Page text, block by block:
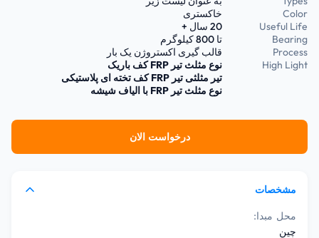
Color
خاکستری
Useful Life
20 سال +
Bearing
تا 800 کیلوگرم
Process
قالب گیری اکستروژن یک بار
High Light
نوع مثلث تیر FRP کف باریک
تیر مثلثی تیر FRP کف تخته ای پلاستیکی
نوع مثلث تیر FRP با الیاف شیشه
درخواست الان
مشخصات
محل مبدا:
چین